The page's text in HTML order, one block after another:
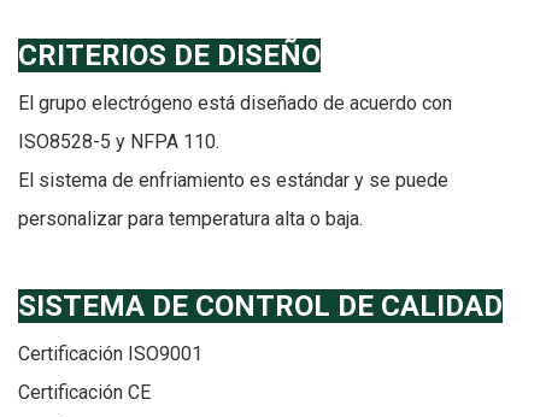
CRITERIOS DE DISEÑO
El grupo electrógeno está diseñado de acuerdo con
ISO8528-5 y NFPA 110.
El sistema de enfriamiento es estándar y se puede
personalizar para temperatura alta o baja.
SISTEMA DE CONTROL DE CALIDAD
Certificación ISO9001
Certificación CE